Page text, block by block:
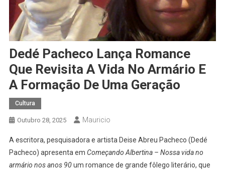
Dedé Pacheco Lança Romance
Que Revisita A Vida No Armário E
A Formação De Uma Geração
Cultura
Outubro 28, 2025 Mauricio
A escritora, pesquisadora e artista Deise Abreu Pacheco (Dedé
Pacheco) apresenta em Começando Albertina – Nossa vida no
armário nos anos 90um romance de grande fôlego literário, que